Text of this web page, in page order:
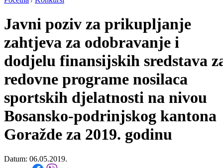
Početna/Konkursi
Javni poziv za prikupljanje
zahtjeva za odobravanje i
dodjelu finansijskih sredstava
redovne programe nosilaca
sportskih djelatnosti na nivou
Bosansko-podrinjskog kantona
Goražde za 2019. godinu